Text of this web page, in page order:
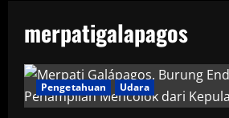
merpatigalapagos
Pengetahuan Udara